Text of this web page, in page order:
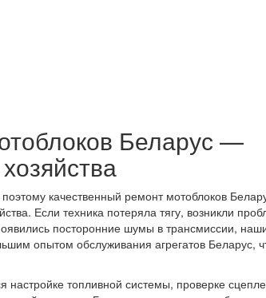
Беларус —
качественный ремонт мотоблоков
Если техника потеряла тягу, возникли
посторонние шумы в трансмиссии,
опытом обслуживания агрегатов Беларус,
настройке топливной системы, проверке